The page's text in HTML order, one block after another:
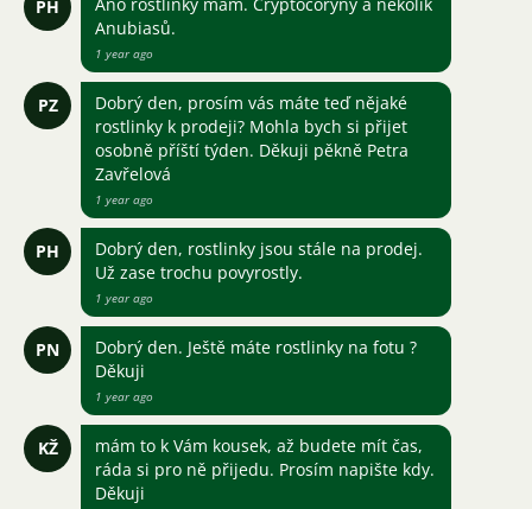
PH
Anubiasů.
1 year ago
PZ
Dobrý den, prosím vás máte teď nějaké
rostlinky k prodeji? Mohla bych si přijet
osobně příští týden. Děkuji pěkně Petra
Zavřelová
1 year ago
PH
Dobrý den, rostlinky jsou stále na prodej.
Už zase trochu povyrostly.
1 year ago
PN
Dobrý den. Ještě máte rostlinky na fotu ?
Děkuji
1 year ago
KŽ
mám to k Vám kousek, až budete mít čas,
ráda si pro ně přijedu. Prosím napište kdy.
Děkuji